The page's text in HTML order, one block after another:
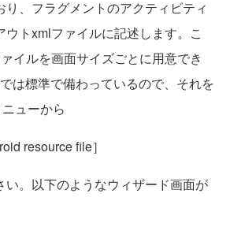
、フラグメントのアクティビティ
トxmlファイルに記述します。こ
イルを画面サイズごとに用意でき
は標準で備わっているので、それを
ューから
resource file］
。以下のようなウィザード画面が